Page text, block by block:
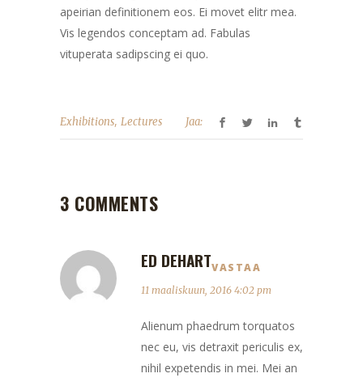
apeirian definitionem eos. Ei movet elitr mea.
Vis legendos conceptam ad. Fabulas
vituperata sadipscing ei quo.
Exhibitions, Lectures Jaa:
3 COMMENTS
ED DEHARTVASTAA
11 maaliskuun, 2016 4:02 pm
Alienum phaedrum torquatos
nec eu, vis detraxit periculis ex,
nihil expetendis in mei. Mei an